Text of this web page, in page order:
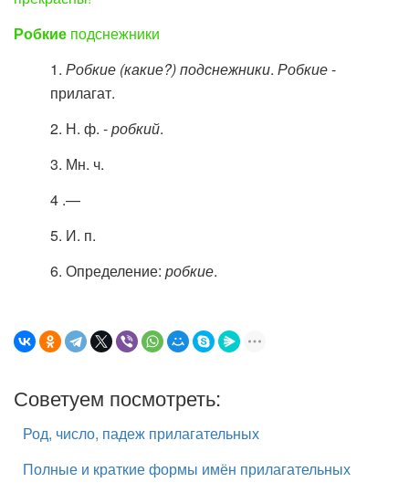
Робкие подснежники
1. Робкие (какие?) подснежники. Робкие-
прилагат.
2. Н. ф. -робкий.
3. Мн. ч.
4 .—
5. И. п.
6. Определение: робкие.
Советуем посмотреть:
Род, число, падеж прилагательных
Полные и краткие формы имён прилагательных